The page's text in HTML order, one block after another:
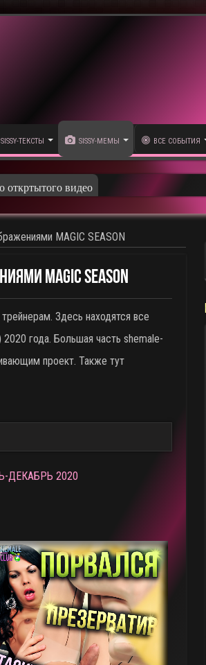
SISSY-ТЕКСТЫ SISSY-МЕМЫ ВСЕ СОБЫТИЯ
откртытого видео
MAGIC SEASON
MAGIC SEASON
трейнерам. Здесь находятся все
2020 года. Большая часть shemale-
проект. Также тут
ДЕКАБРЬ 2020